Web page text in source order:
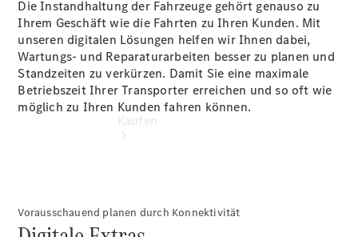
Die Instandhaltung der Fahrzeuge gehört genauso zu
Ihrem Geschäft wie die Fahrten zu Ihren Kunden. Mit
unseren digitalen Lösungen helfen wir Ihnen dabei,
Wartungs- und Reparaturarbeiten besser zu planen und
Standzeiten zu verkürzen. Damit Sie eine maximale
Betriebszeit Ihrer Transporter erreichen und so oft wie
möglich zu Ihren Kunden fahren können.
Vorausschauend planen durch Konnektivität